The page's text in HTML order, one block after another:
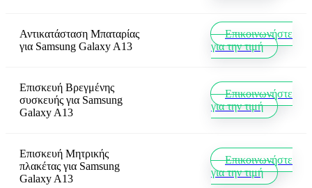
Αντικατάσταση Μπαταρίας
για Samsung Galaxy A13
Επικοινωνήστε
για την τιμή
Επισκευή Βρεγμένης
συσκευής για Samsung
Galaxy A13
Επικοινωνήστε
για την τιμή
Επισκευή Μητρικής
πλακέτας για Samsung
Galaxy A13
Επικοινωνήστε
για την τιμή